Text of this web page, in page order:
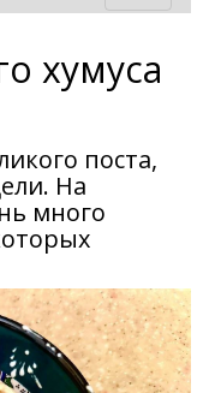
хумуса
поста,
На
много